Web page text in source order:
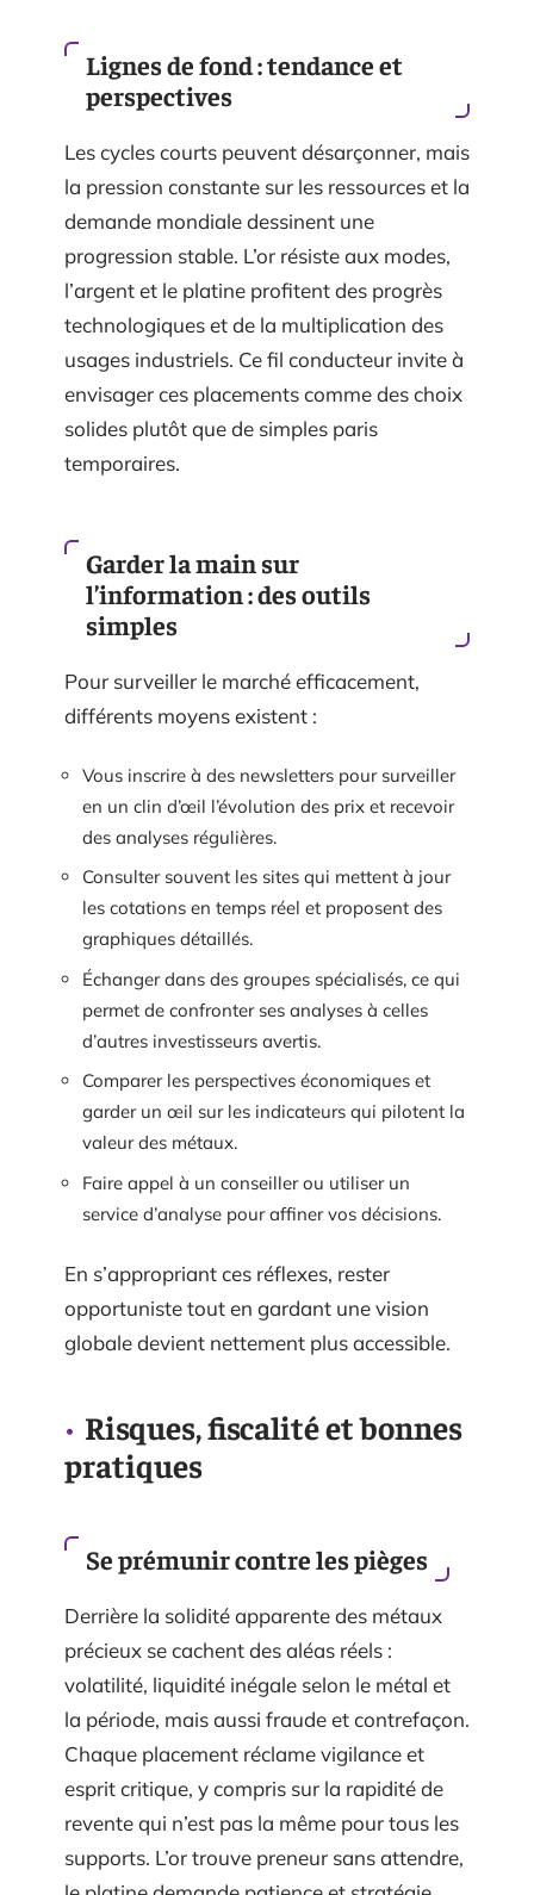
Lignes de fond : tendance et
perspectives
Les cycles courts peuvent désarçonner, mais
la pression constante sur les ressources et la
demande mondiale dessinent une
progression stable. L’or résiste aux modes,
l’argent et le platine profitent des progrès
technologiques et de la multiplication des
usages industriels. Ce fil conducteur invite à
envisager ces placements comme des choix
solides plutôt que de simples paris
temporaires.
Garder la main sur
l’information : des outils
simples
Pour surveiller le marché efficacement,
différents moyens existent :
Vous inscrire à des newsletters pour surveiller
en un clin d’œil l’évolution des prix et recevoir
des analyses régulières.
Consulter souvent les sites qui mettent à jour
les cotations en temps réel et proposent des
graphiques détaillés.
Échanger dans des groupes spécialisés, ce qui
permet de confronter ses analyses à celles
d’autres investisseurs avertis.
Comparer les perspectives économiques et
garder un œil sur les indicateurs qui pilotent la
valeur des métaux.
Faire appel à un conseiller ou utiliser un
service d’analyse pour affiner vos décisions.
En s’appropriant ces réflexes, rester
opportuniste tout en gardant une vision
globale devient nettement plus accessible.
Risques, fiscalité et bonnes
pratiques
Se prémunir contre les pièges
Derrière la solidité apparente des métaux
précieux se cachent des aléas réels :
volatilité, liquidité inégale selon le métal et
la période, mais aussi fraude et contrefaçon.
Chaque placement réclame vigilance et
esprit critique, y compris sur la rapidité de
revente qui n’est pas la même pour tous les
supports. L’or trouve preneur sans attendre,